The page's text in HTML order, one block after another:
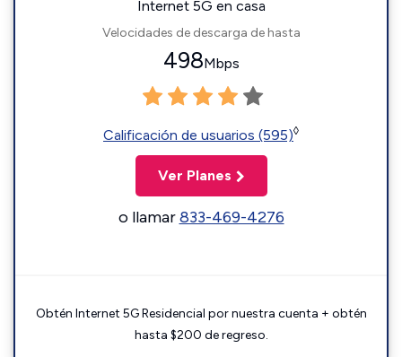
Internet 5G en casa
Velocidades de descarga de hasta
498Mbps
Calificación de usuarios (595)◊
Ver Planes
o llamar833-469-4276
Obtén Internet 5G Residencial por nuestra cuenta + obtén
hasta $200 de regreso.